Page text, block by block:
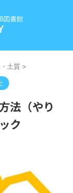
図書館
土質 >
法（やり
ク